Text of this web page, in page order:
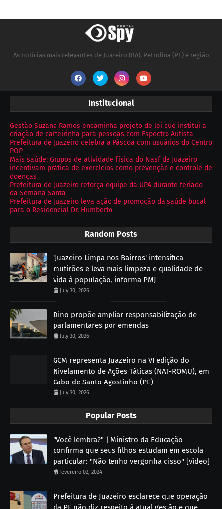
As notícias mais relevantes de Juazeiro (BA), Petrolina (PE) e região
Institucional
Gestão Suzana Ramos encaminha projeto de lei que institui a
criação de carteirinha para pessoas com Espectro Autista
Prefeitura de Juazeiro celebra a Páscoa com usuários do Centro
POP
Mais saúde: Grupos de atividade física do Nasf de Juazeiro
incentivam prática de exercícios como prevenção e controle de
doenças
Prefeitura de Juazeiro reforça equipe da UPA durante feriado
da Semana Santa
Prefeitura de Juazeiro leva ação de promoção da saúde bucal
para o Residencial Dr. Humberto
Random Posts
'Juazeiro Limpa nos Bairros' intensifica
mutirões e leva mais limpeza e qualidade de
vida à população, informa PMJ
July 30, 2026
Dino propõe ampliar responsabilização de
parlamentares por emendas
July 30, 2026
GCM representa Juazeiro na VI edição do
Nivelamento de Ações Táticas (NAT-ROMU), em
Cabo de Santo Agostinho (PE)
July 30, 2026
Popular Posts
"Você lembra?" | Ministro da Educação
confirma que seus filhos estudam em escola
particular: "Não tenho vergonha disso" [vídeo]
fevereiro 02, 2024
Prefeitura de Juazeiro esclarece que operação
da PF não diz respeito à atual gestão e que